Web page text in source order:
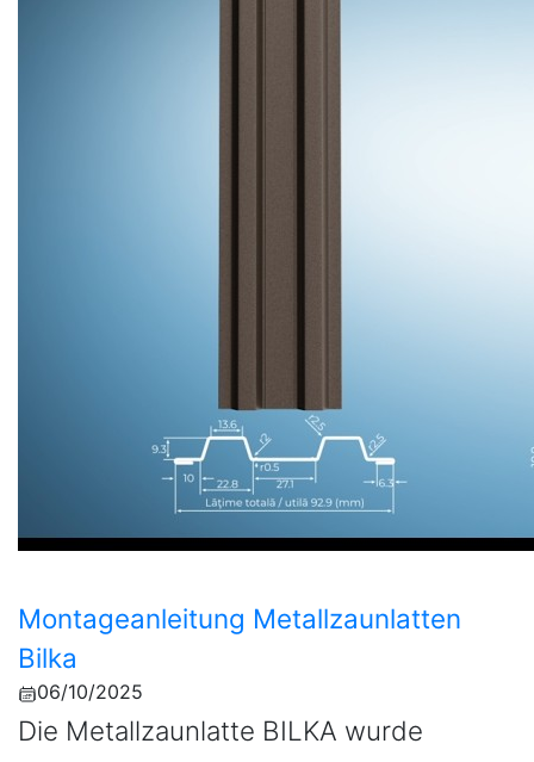
Montageanleitung Metallzaunlatten
Bilka
06/10/2025
Die Metallzaunlatte BILKA wurde